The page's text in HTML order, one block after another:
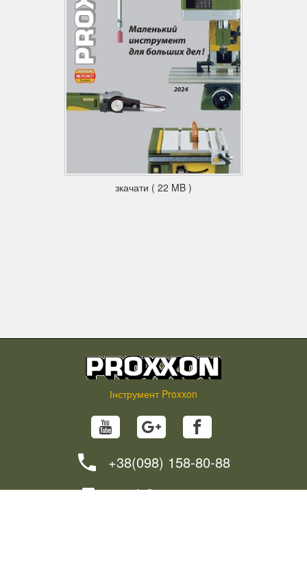
зкачати ( 22 MB )
Інструмент Proxxon
+38(098) 158-80-88
info@proxxon.in.ua